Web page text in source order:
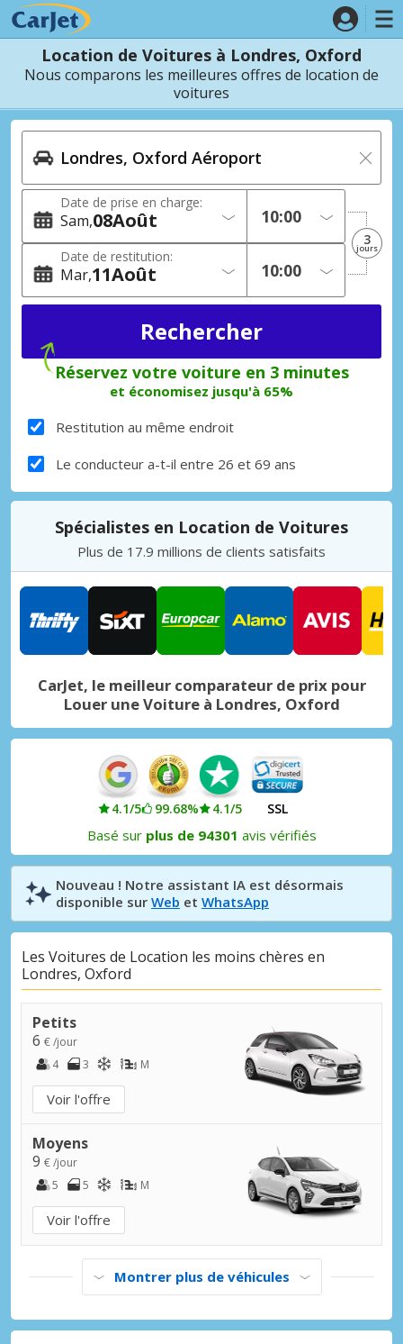
Location de Voitures à Londres, Oxford
Nous comparons les meilleures offres de location de
voitures
Date de prise en charge:
Sam 08Août
Date de restitution:
Mar 11Août
3
jours
Réservez votre voiture en 3 minutes
et économisez jusqu'à 65%
Restitution au même endroit
Le conducteur a-t-il entre 26 et 69 ans
Spécialistes en Location de Voitures
Plus de 17.9 millions de clients satisfaits
CarJet, le meilleur comparateur de prix pour
Louer une Voiture à Londres, Oxford
4.1/5 99.68% 4.1/5 SSL
Basé sur plus de 94301 avis vérifiés
Nouveau ! Notre assistant IA est désormais
disponible sur Web et WhatsApp
Les Voitures de Location les moins chères en
Londres, Oxford
Petits
6 € /jour
4
3 M
Voir l'offre
Moyens
9 € /jour
5
5 M
Voir l'offre
Montrer plus de véhicules